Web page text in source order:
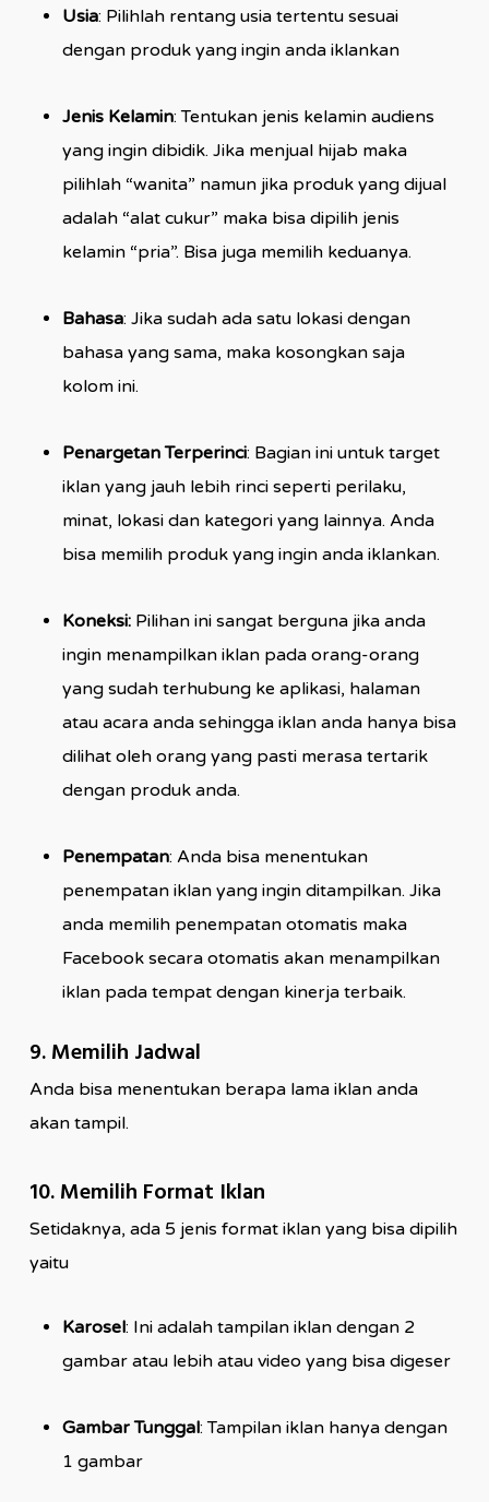
Usia: Pilihlah rentang usia tertentu sesuai
dengan produk yang ingin anda iklankan
Jenis Kelamin: Tentukan jenis kelamin audiens
yang ingin dibidik. Jika menjual hijab maka
pilihlah “wanita” namun jika produk yang dijual
adalah “alat cukur” maka bisa dipilih jenis
kelamin “pria”. Bisa juga memilih keduanya.
Bahasa: Jika sudah ada satu lokasi dengan
bahasa yang sama, maka kosongkan saja
kolom ini.
Penargetan Terperinci: Bagian ini untuk target
iklan yang jauh lebih rinci seperti perilaku,
minat, lokasi dan kategori yang lainnya. Anda
bisa memilih produk yang ingin anda iklankan.
Koneksi:Pilihan ini sangat berguna jika anda
ingin menampilkan iklan pada orang-orang
yang sudah terhubung ke aplikasi, halaman
atau acara anda sehingga iklan anda hanya bisa
dilihat oleh orang yang pasti merasa tertarik
dengan produk anda.
Penempatan: Anda bisa menentukan
penempatan iklan yang ingin ditampilkan. Jika
anda memilih penempatan otomatis maka
Facebook secara otomatis akan menampilkan
iklan pada tempat dengan kinerja terbaik.
9. Memilih Jadwal
Anda bisa menentukan berapa lama iklan anda
akan tampil.
10. Memilih Format Iklan
Setidaknya, ada 5 jenis format iklan yang bisa dipilih
yaitu
Karosel: Ini adalah tampilan iklan dengan 2
gambar atau lebih atau video yang bisa digeser
Gambar Tunggal: Tampilan iklan hanya dengan
1 gambar